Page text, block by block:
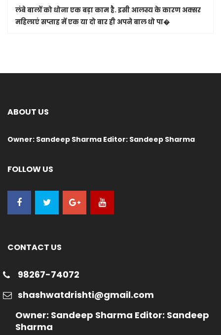
लंबे बालों को धोना एक बड़ा काम है. इसी आलस्य के कारण अक्सर
महिलाएं सप्ताह में एक या दो बार ही अपने बाल धो पा�
ABOUT US
Owner: Sandeep Sharma Editor: Sandeep Sharma
FOLLOW US
CONTACT US
98267-74072
shashwatdrishti@gmail.com
Owner: Sandeep Sharma Editor: Sandeep
Sharma